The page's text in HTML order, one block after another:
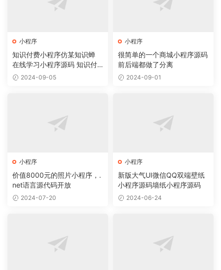
小程序
知识付费小程序仿某知识蝉
在线学习小程序源码 知识付
费系统2024-09-05
小程序
很简单的一个商城小程序源码
前后端都做了分离
2024-09-01
小程序
价值8000元的照片小程序，.
net语言源代码开放
2024-07-20
小程序
新版大气UI微信QQ双端壁纸
小程序源码墙纸小程序源码
2024-06-24